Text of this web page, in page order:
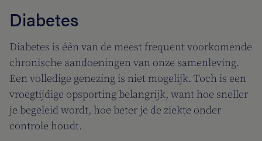
Diabetes
Diabetes is één van de meest frequent voorkomende
chronische aandoeningen van onze samenleving.
Een volledige genezing is niet mogelijk. Toch is een
vroegtijdige opsporting belangrijk, want hoe sneller
je begeleid wordt, hoe beter je de ziekte onder
controle houdt.